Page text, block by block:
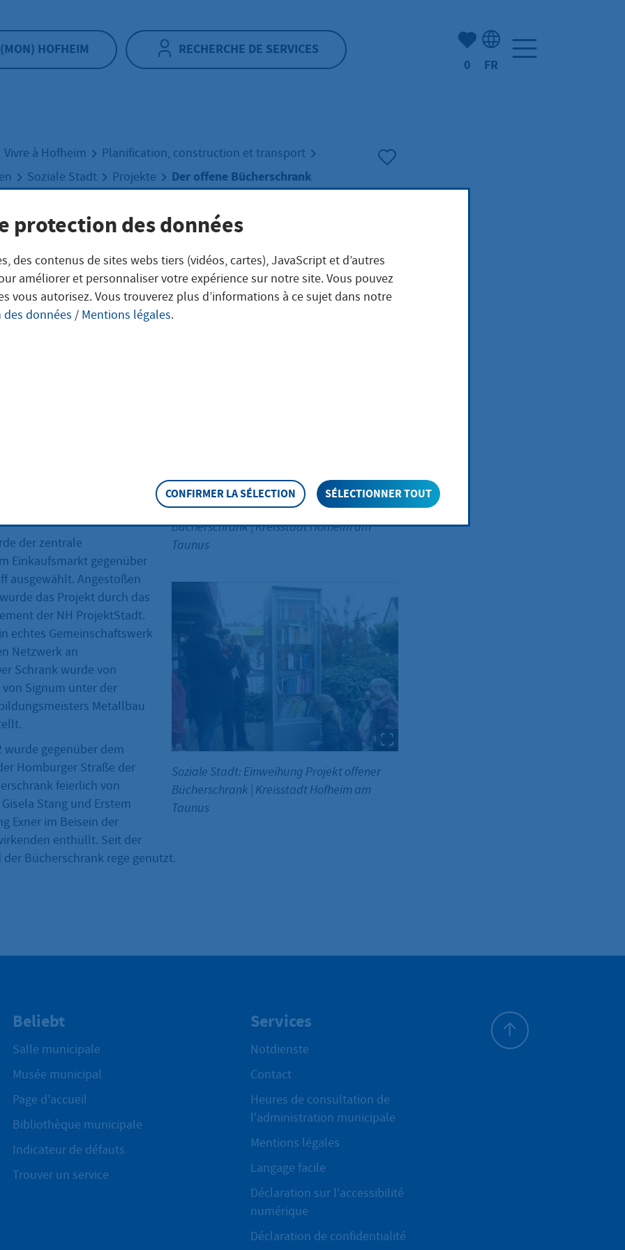
(MON) HOFHEIM RECHERCHE DE SERVICES
Nombre d'éléments mis en
0 FR
Vivre à Hofheim
Planification, construction et transport
Soziale Stadt Projekte Der offene Bücherschrank
Bücherschrank
Soziale Stadt: Einweihung Projekt offener
Bücherschrank|Kreisstadt Hofheim am
Taunus
Soziale Stadt: Einweihung Projekt offener
Bücherschrank Kreisstadt Hofheim am
Taunus
in den Köpfen
Interessierten den
zu vereinfachen, ist der
- ein Modell, das in
praktiziert wird.
zugänglichen,
mit Glasfront können
der zentrale
Einkaufsmarkt gegenüber
ausgewählt. Angestoßen
das Projekt durch das
der NH ProjektStadt.
echtes Gemeinschaftswerk
Netzwerk an
Schrank wurde von
Signum unter der
Metallbau
wurde gegenüber dem
Homburger Straße der
feierlich von
Stang und Erstem
Exner im Beisein der
enthüllt. Seit der
Bücherschrank rege genutzt.
Beliebt
Salle municipale
Musée municipal
Page d'accueil
Bibliothèque municipale
Indicateur de défauts
Trouver un service
Services
Notdienste
Contact
Heures de consultation de
l'administration municipale
Mentions légales
Langage facile
Déclaration sur l'accessibilité
numérique
Déclaration de confidentialité
protection des données
des contenus de sites webs tiers (vidéos, cartes), JavaScript et d’autres
améliorer et personnaliser votre expérience sur notre site. Vous pouvez
vous autorisez. Vous trouverez plus d’informations à ce sujet dans notre
données / Mentions légales.
CONFIRMER LA SÉLECTION SÉLECTIONNER TOUT